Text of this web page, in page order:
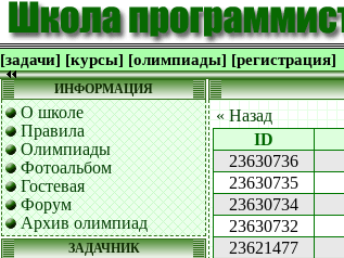
[задачи] [курсы] [олимпиады] [регистрация]
ИНФОРМАЦИЯ
О школе
Правила
Олимпиады
Фотоальбом
Гостевая
Форум
Архив олимпиад
ЗАДАЧНИК
« Назад
ID
23630736
23630735
23630734
23630732
23621477